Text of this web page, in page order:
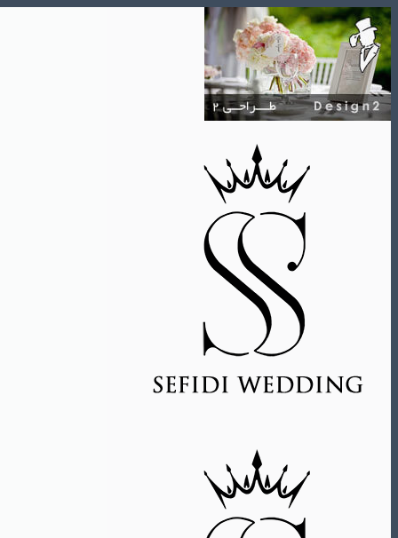
Skip
to
content